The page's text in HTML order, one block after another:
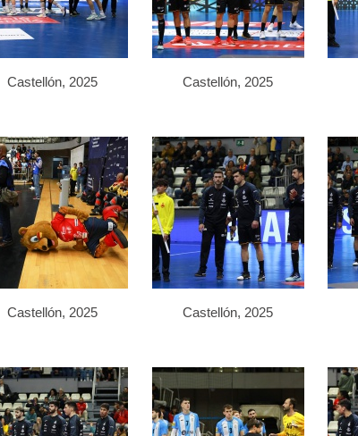
Castellón, 2025 Castellón, 2025
Castellón, 2025 Castellón, 2025